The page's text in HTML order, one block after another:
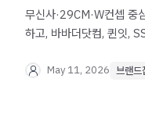
무신사·29CM·W컨셉 중
하고, 바바더닷컴, 퀸잇,
고객 확보를 통한 손익 개
May 11, 2026 브랜드